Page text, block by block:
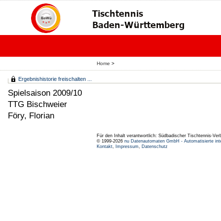
Home >
Ergebnishistorie freischalten ...
Spielsaison 2009/10
TTG Bischweier
Föry, Florian
Für den Inhalt verantwortlich: Südbadischer Tischtennis-
© 1999-2026 nu Datenautomaten GmbH - Automatisierte
Kontakt, Impressum, Datenschutz